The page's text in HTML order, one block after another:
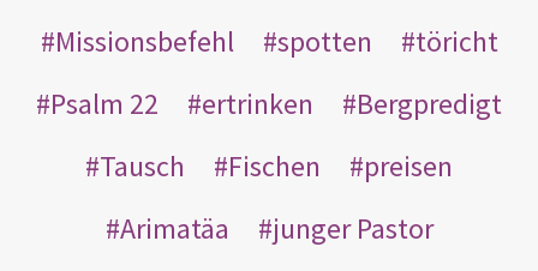
Missionsbefehl
spotten
töricht
Psalm 22
ertrinken
Bergpredigt
Tausch
Fischen
preisen
Arimatäa
junger Pastor